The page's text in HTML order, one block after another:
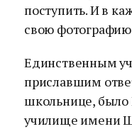
поступить. И в
свою
Единственным
приславшим
школьнице, было
училище имени